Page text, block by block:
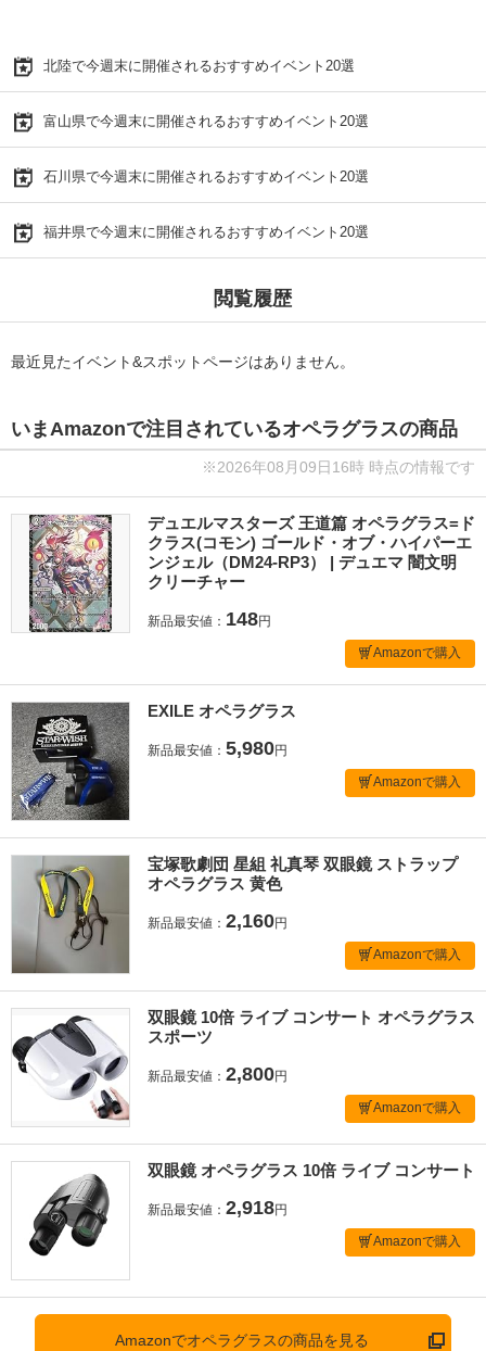
北陸で今週末に開催されるおすすめイベント20選
富山県で今週末に開催されるおすすめイベント20選
石川県で今週末に開催されるおすすめイベント20選
福井県で今週末に開催されるおすすめイベント20選
閲覧履歴
最近見たイベント&スポットページはありません。
いまAmazonで注目されているオペラグラスの商品
※2026年08月09日16時 時点の情報です
デュエルマスターズ 王道篇 オペラグラス=ド
クラス(コモン) ゴールド・オブ・ハイパーエ
ンジェル（DM24-RP3） | デュエマ 闇文明
クリーチャー
新品最安値： 148円
Amazonで購入
EXILE オペラグラス
新品最安値： 5,980円
Amazonで購入
宝塚歌劇団 星組 礼真琴 双眼鏡 ストラップ
オペラグラス 黄色
新品最安値： 2,160円
Amazonで購入
双眼鏡 10倍 ライブ コンサート オペラグラス
スポーツ
新品最安値： 2,800円
Amazonで購入
双眼鏡 オペラグラス 10倍 ライブ コンサート
新品最安値： 2,918円
Amazonで購入
Amazonでオペラグラスの商品を見る